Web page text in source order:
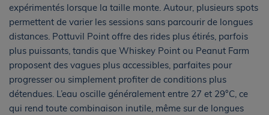
expérimentés lorsque la taille monte. Autour, plusieurs spots
permettent de varier les sessions sans parcourir de longues
distances. Pottuvil Point offre des rides plus étirés, parfois
plus puissants, tandis que Whiskey Point ou Peanut Farm
proposent des vagues plus accessibles, parfaites pour
progresser ou simplement profiter de conditions plus
détendues. L’eau oscille généralement entre 27 et 29°C, ce
qui rend toute combinaison inutile, même sur de longues